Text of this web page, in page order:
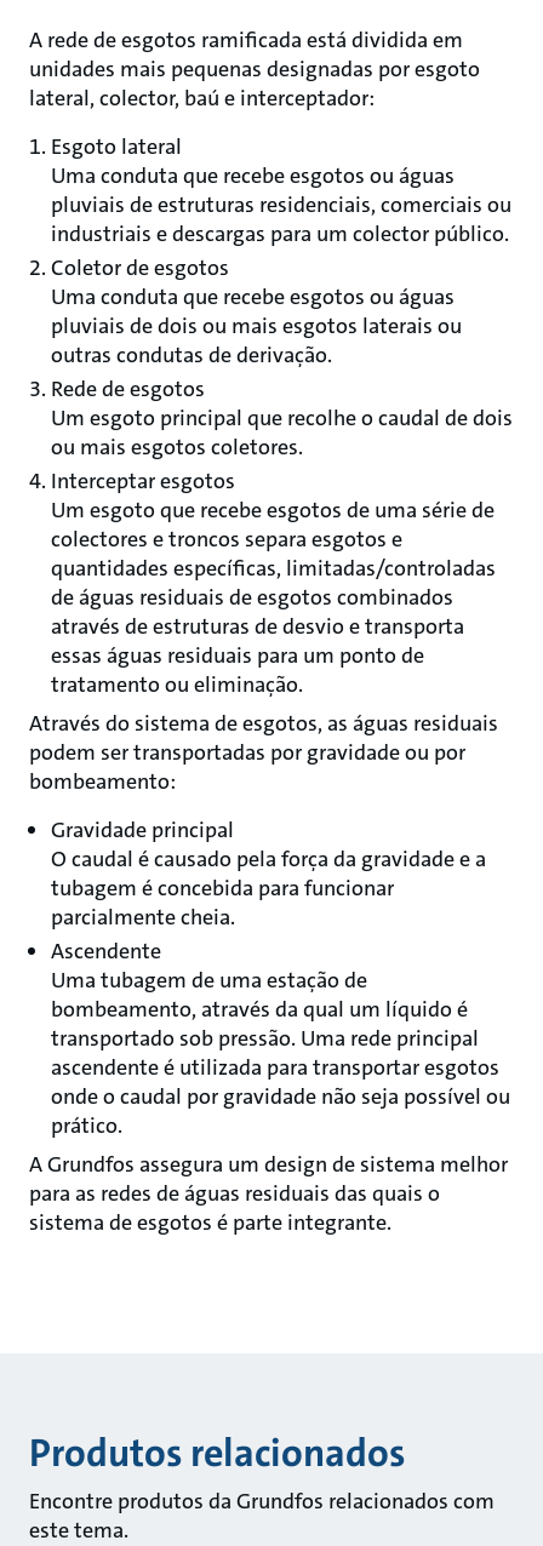
A rede de esgotos ramificada está dividida em
unidades mais pequenas designadas por esgoto
lateral, colector, baú e interceptador:
Esgoto lateral
Uma conduta que recebe esgotos ou águas
pluviais de estruturas residenciais, comerciais ou
industriais e descargas para um colector público.
Coletor de esgotos
Uma conduta que recebe esgotos ou águas
pluviais de dois ou mais esgotos laterais ou
outras condutas de derivação.
Rede de esgotos
Um esgoto principal que recolhe o caudal de dois
ou mais esgotos coletores.
Interceptar esgotos
Um esgoto que recebe esgotos de uma série de
colectores e troncos separa esgotos e
quantidades específicas, limitadas/controladas
de águas residuais de esgotos combinados
através de estruturas de desvio e transporta
essas águas residuais para um ponto de
tratamento ou eliminação.
Através do sistema de esgotos, as águas residuais
podem ser transportadas por gravidade ou por
bombeamento:
Gravidade principal
O caudal é causado pela força da gravidade e a
tubagem é concebida para funcionar
parcialmente cheia.
Ascendente
Uma tubagem de uma estação de
bombeamento, através da qual um líquido é
transportado sob pressão. Uma rede principal
ascendente é utilizada para transportar esgotos
onde o caudal por gravidade não seja possível ou
prático.
A Grundfos assegura um design de sistema melhor
para as redes de águas residuais das quais o
sistema de esgotos é parte integrante.
Produtos relacionados
Encontre produtos da Grundfos relacionados com
este tema.